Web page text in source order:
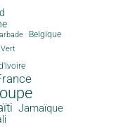
Belgique
Jamaïque